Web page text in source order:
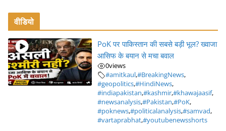
वीडियो
PoK पर पाकिस्तान की सबसे बड़ी भूल? ख्वाजा
आसिफ के बयान से मचा बवाल
0views
#amitkaul,#BreakingNews,
#geopolitics,#HindiNews,
#indiapakistan,#kashmir,#khawajaasif,
#newsanalysis,#Pakistan,#PoK,
#poknews,#politicalanalysis,#samvad,
#vartaprabhat,#youtubenewsshorts